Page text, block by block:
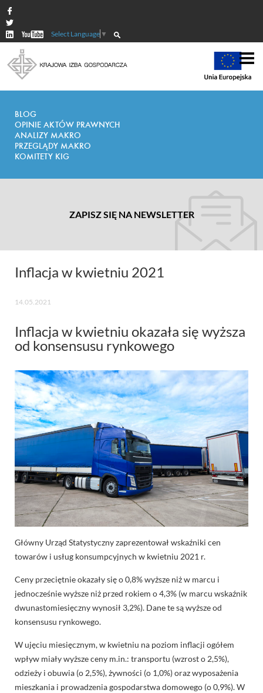
Select Language ▼
BLOG
OPINIE AKTÓW PRAWNYCH
ANALIZY MAKRO
PRZEGLĄDY MAKRO
KOMITETY KIG
ZAPISZ SIĘ NA NEWSLETTER
Inflacja w kwietniu 2021
14.05.2021
Inflacja w kwietniu okazała się wyższa
od konsensusu rynkowego
Główny Urząd Statystyczny zaprezentował wskaźniki cen
towarów i usług konsumpcyjnych w kwietniu 2021 r.
Ceny przeciętnie okazały się o 0,8% wyższe niż w marcu i
jednocześnie wyższe niż przed rokiem o 4,3% (w marcu wskaźnik
dwunastomiesięczny wynosił 3,2%). Dane te są wyższe od
konsensusu rynkowego.
W ujęciu miesięcznym, w kwietniu na poziom inflacji ogółem
wpływ miały wyższe ceny m.in.: transportu (wzrost o 2,5%),
odzieży i obuwia (o 2,5%), żywności (o 1,0%) oraz wyposażenia
mieszkania i prowadzenia gospodarstwa domowego (o 0,9%). W